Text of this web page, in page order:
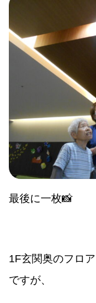
最後に一枚📸
1F玄関奥のフロ
ですが、